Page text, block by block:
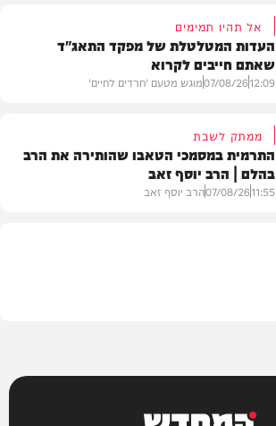
אל תהיו תמימים
העדות המטלטלת של מפקד התאג"ד
שאתם חייבים לקרוא
12:09
07/08/26מוגש מטעם 'חרדים לחיים'
ממתק לשבת
התרמית במסמכי הטאבו שהותירה את הרב
בהלם | הרב יוסף זאב
11:55
07/08/26הרב יוסף זאב
המחדש